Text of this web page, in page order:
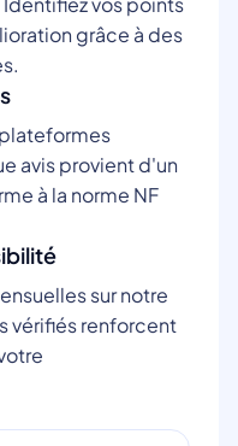
grâce à des
avis provient d'un
à la norme NF
sur notre
vérifiés renforcent